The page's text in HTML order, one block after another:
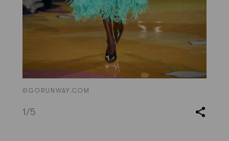
©GORUNWAY.COM
1 /5